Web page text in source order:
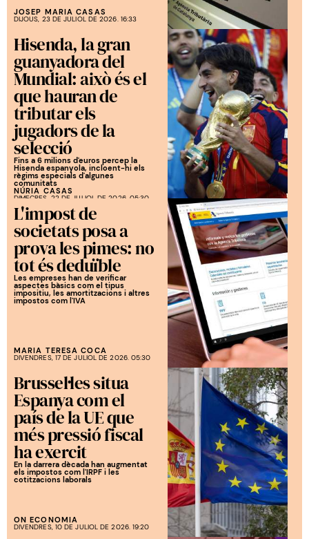
JOSEP MARIA CASAS
DIJOUS, 23 DE JULIOL DE 2026. 16:33
Hisenda, la gran
guanyadora del
Mundial: això és el
que hauran de
tributar els
jugadors de la
selecció
Fins a 6 milions d'euros percep la
Hisenda espanyola, incloent-hi els
règims especials d'algunes
comunitats
NÚRIA CASAS
DIMECRES, 22 DE JULIOL DE 2026. 05:30
L'impost de
societats posa a
prova les pimes: no
tot és deduïble
Les empreses han de verificar
aspectes bàsics com el tipus
impositiu, les amortitzacions i altres
impostos com l'IVA
MARIA TERESA COCA
DIVENDRES, 17 DE JULIOL DE 2026. 05:30
Brussel·les situa
Espanya com el
país de la UE que
més pressió fiscal
ha exercit
En la darrera dècada han augmentat
els impostos com l'IRPF i les
cotitzacions laborals
ON ECONOMIA
DIVENDRES, 10 DE JULIOL DE 2026. 19:20